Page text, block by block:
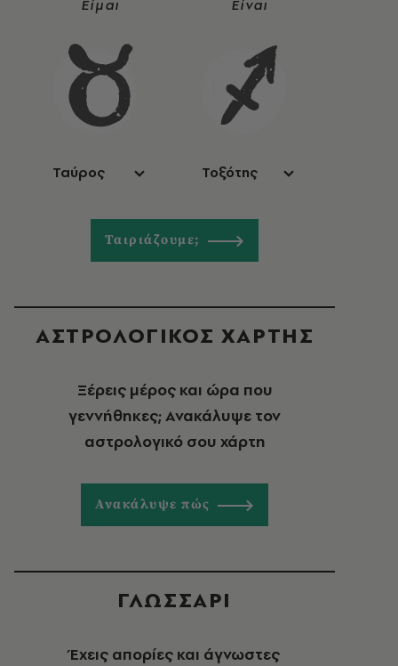
Είμαι
Ταύρος
Είναι
Τοξότης
Ταιριάζουμε;
ΑΣΤΡΟΛΟΓΙΚΟΣ ΧΑΡΤΗΣ
Ξέρεις μέρος και ώρα που
γεννήθηκες; Ανακάλυψε τον
αστρολογικό σου χάρτη
Ανακάλυψε πώς
ΓΛΩΣΣΑΡΙ
Έχεις απορίες και άγνωστες